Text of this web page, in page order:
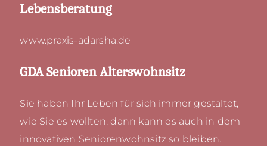
Lebensberatung
www.praxis-adarsha.de
GDA Senioren Alterswohnsitz
Sie haben Ihr Leben für sich immer gestaltet,
wie Sie es wollten, dann kann es auch in dem
innovativen Seniorenwohnsitz so bleiben.